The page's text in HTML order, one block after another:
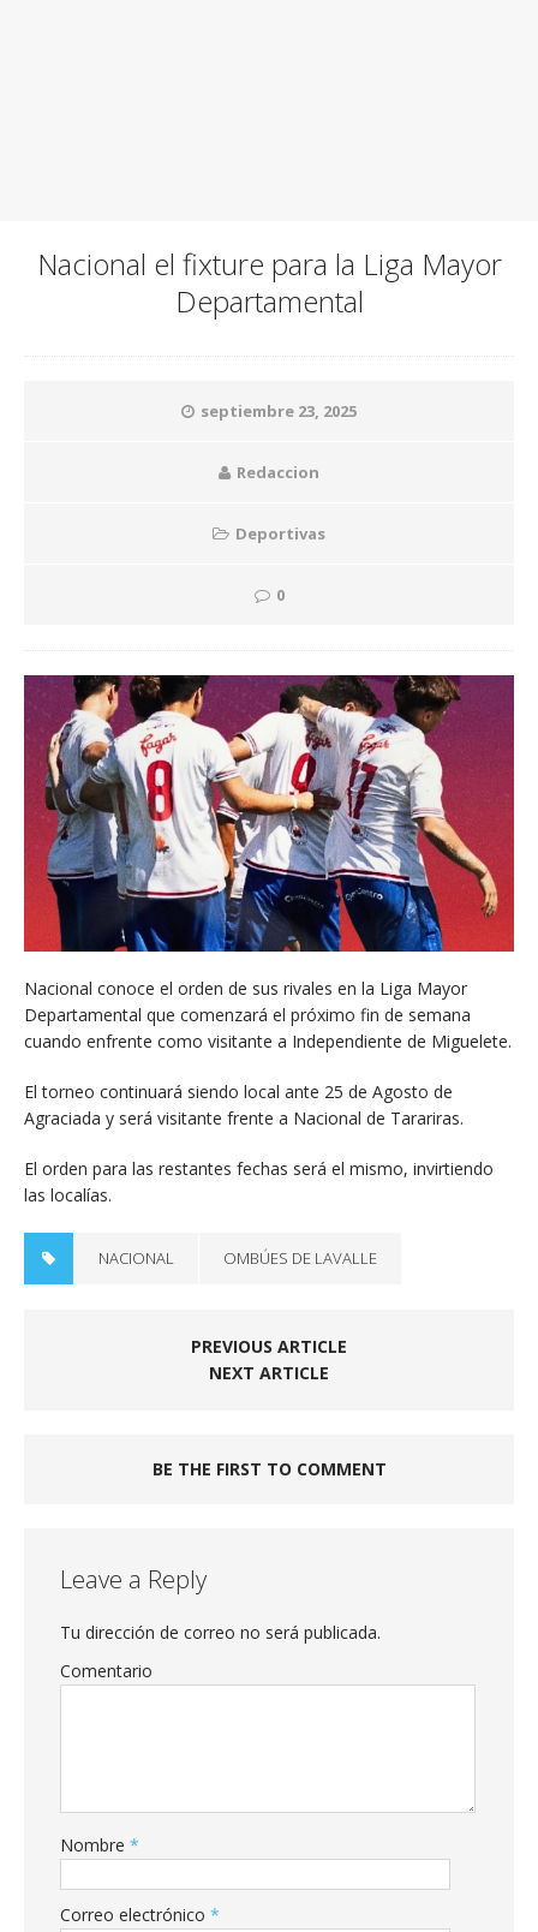
Nacional el fixture para la Liga Mayor
Departamental
septiembre 23, 2025
Redaccion
Deportivas
0
Nacional conoce el orden de sus rivales en la Liga Mayor
Departamental que comenzará el próximo fin de semana
cuando enfrente como visitante a Independiente de Miguelete.
El torneo continuará siendo local ante 25 de Agosto de
Agraciada y será visitante frente a Nacional de Tarariras.
El orden para las restantes fechas será el mismo, invirtiendo
las localías.
NACIONAL OMBÚES DE LAVALLE
PREVIOUS ARTICLE
NEXT ARTICLE
BE THE FIRST TO COMMENT
Leave a Reply
Tu dirección de correo no será publicada.
Comentario
Nombre *
Correo electrónico *